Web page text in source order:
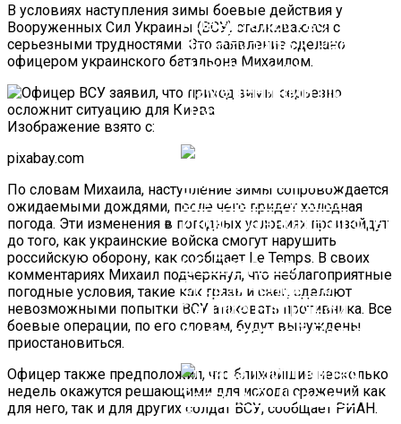
Правительство
Приступило К Работе
Над Фискальными
Изменениями По
Поручению Путина
ЦБ Продлил
Ограничения На
Снятие Наличной
Иностранной Валюты
В условиях наступления зимы боевые действия у
Вооруженных Сил Украины (ВСУ) сталкиваются с
серьезными трудностями. Это заявление сделано
офицером украинского батальона Михаилом.
Изображение взято с:
pixabay.com
По словам Михаила, наступление зимы сопровождается
ожидаемыми дождями, после чего придет холодная
погода. Эти изменения в погодных условиях произойдут
до того, как украинские войска смогут нарушить
российскую оборону, как сообщает Le Temps. В своих
комментариях Михаил подчеркнул, что неблагоприятные
погодные условия, такие как грязь и снег, сделают
невозможными попытки ВСУ атаковать противника. Все
боевые операции, по его словам, будут вынуждены
приостановиться.
Офицер также предположил, что ближайшие несколько
недель окажутся решающими для исхода сражений как
для него, так и для других солдат ВСУ, сообщает РИАН.